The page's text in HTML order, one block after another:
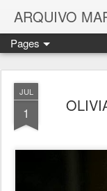
Pages
JUL
1